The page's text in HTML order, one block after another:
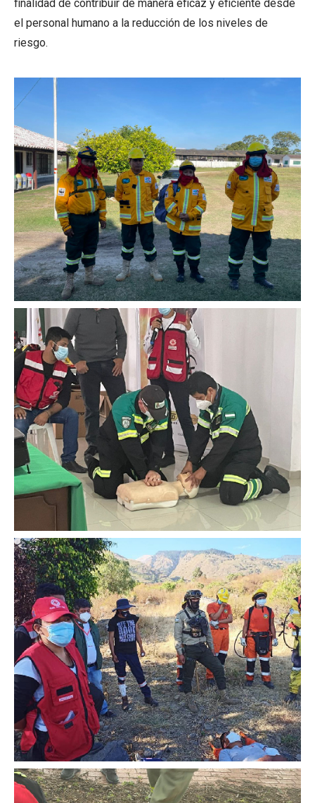
finalidad de contribuir de manera eficaz y eficiente desde
el personal humano a la reducción de los niveles de
riesgo.